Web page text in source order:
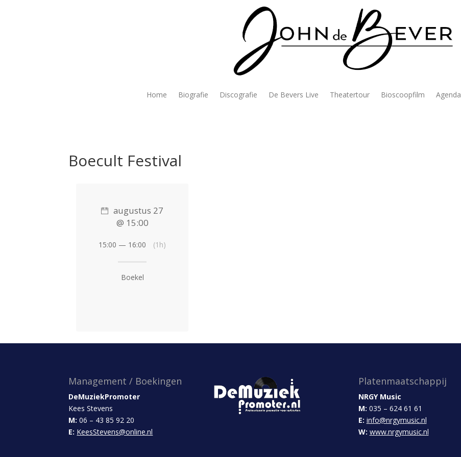
Home Biografie Discografie De Bevers Live Theatertour Bioscoopfilm Agenda
Boecult Festival
augustus 27
@ 15:00
15:00 — 16:00 (1h)
Boekel
Management / Boekingen
DeMuziekPromoter
Kees Stevens
M: 06 – 43 85 92 20
E: KeesStevens@online.nl
Platenmaatschappij
NRGY Music
M: 035 – 624 61 61
E: info@nrgymusic.nl
W: www.nrgymusic.nl